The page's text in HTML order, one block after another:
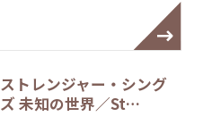
ストレンジャー・シング
ズ 未知の世界／St…